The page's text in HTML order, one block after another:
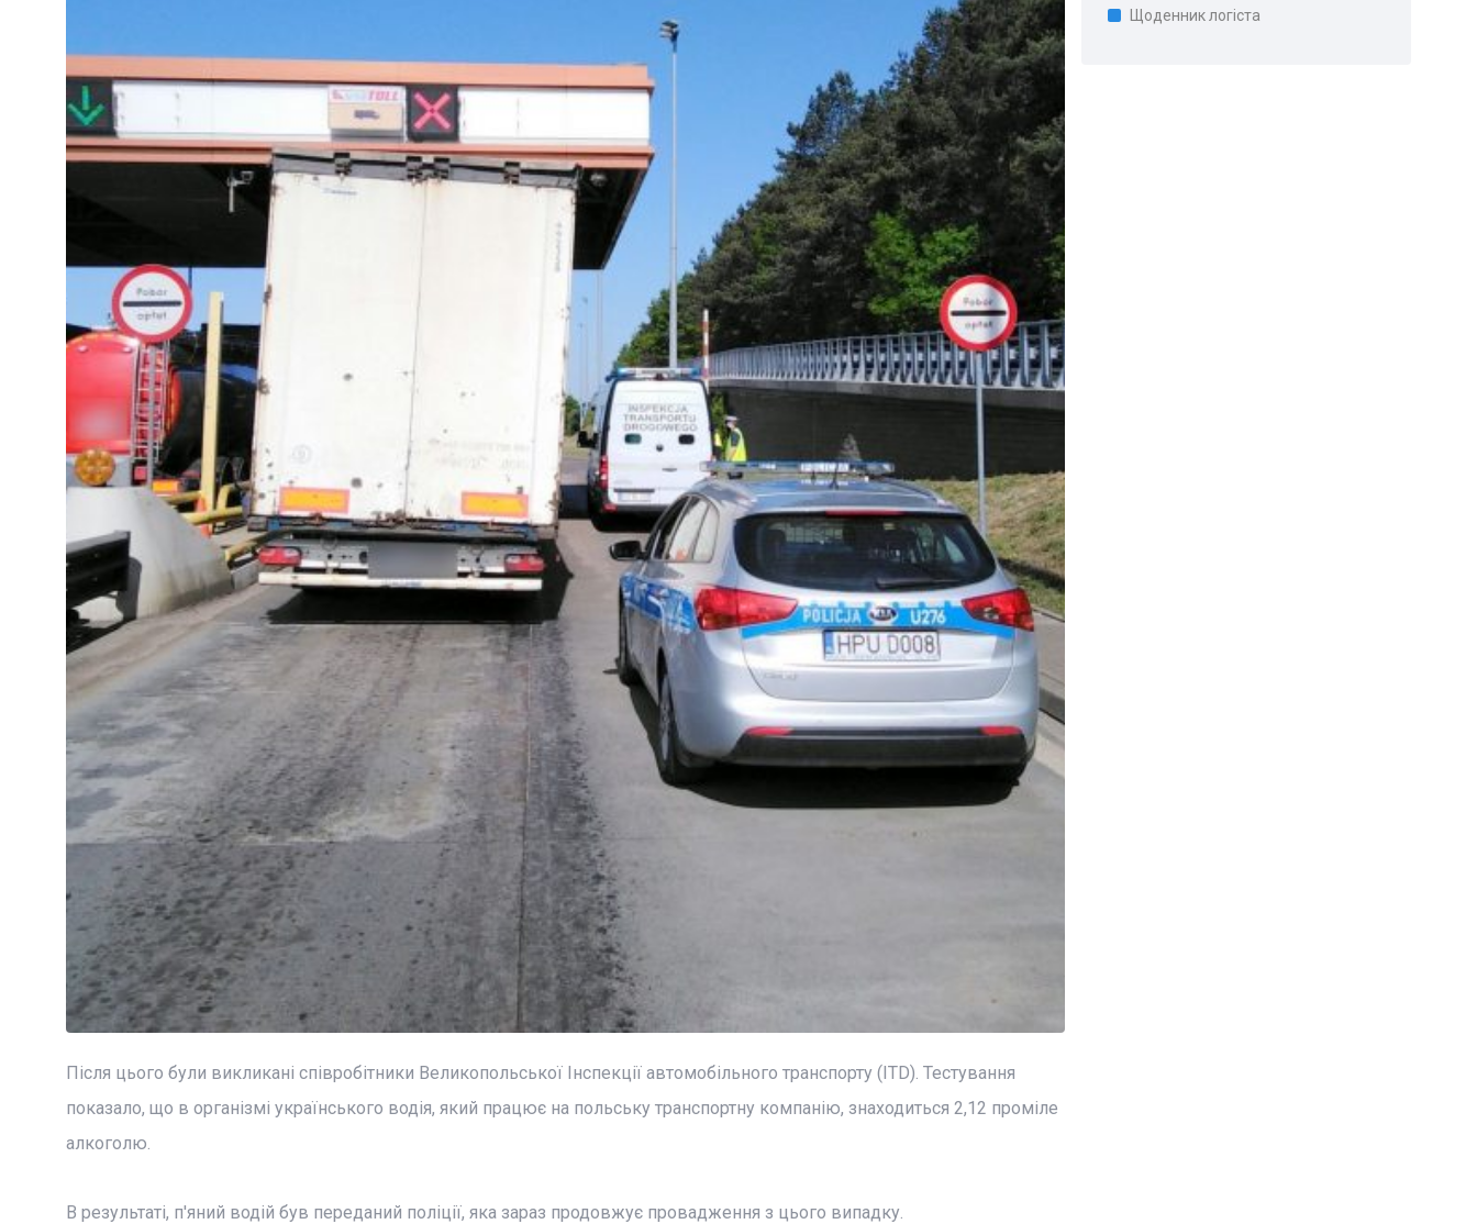
Після цього були викликані співробітники Великопольської Інспекції автомобільного транспорту (ITD). Тестування
показало, що в організмі українського водія, який працює на польську транспортну компанію, знаходиться 2,12 проміле
алкоголю.
В результаті, п'яний водій був переданий поліції, яка зараз продовжує провадження з цього випадку.
Щоденник логіста